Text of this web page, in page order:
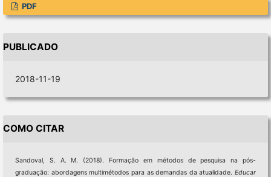
PDF
PUBLICADO
2018-11-19
COMO CITAR
Sandoval, S. A. M. (2018). Formação em métodos de pesquisa na pós-
graduação: abordagens multimétodos para as demandas da atualidade.Educar